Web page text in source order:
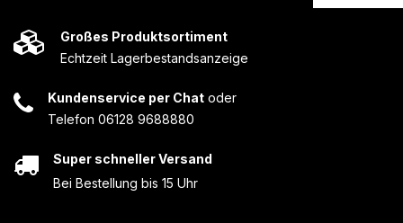
Großes Produktsortiment
Echtzeit Lagerbestandsanzeige
Kundenservice per Chat oder
Telefon 06128 9688880
Super schneller Versand
Bei Bestellung bis 15 Uhr